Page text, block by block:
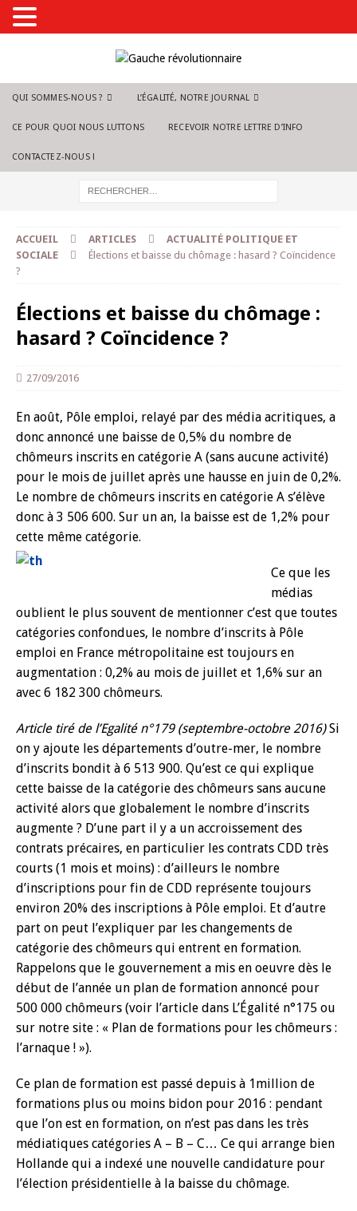
QUI SOMMES-NOUS ? L’ÉGALITÉ, NOTRE JOURNAL
CE POUR QUOI NOUS LUTTONS RECEVOIR NOTRE LETTRE D’INFO
CONTACTEZ-NOUS !
ACCUEIL ARTICLES
ACTUALITÉ POLITIQUE ET
SOCIALE
Élections et baisse du chômage : hasard ? Coïncidence
?
Élections et baisse du chômage :
hasard ? Coïncidence ?
27/09/2016
En août, Pôle emploi, relayé par des média acritiques, a
donc annoncé une baisse de 0,5% du nombre de
chômeurs inscrits en catégorie A (sans aucune activité)
pour le mois de juillet après une hausse en juin de 0,2%.
Le nombre de chômeurs inscrits en catégorie A s’élève
donc à 3 506 600. Sur un an, la baisse est de 1,2% pour
cette même catégorie.
Ce que les
médias
oublient le plus souvent de mentionner c’est que toutes
catégories confondues, le nombre d’inscrits à Pôle
emploi en France métropolitaine est toujours en
augmentation : 0,2% au mois de juillet et 1,6% sur an
avec 6 182 300 chômeurs.
Article tiré de l’Egalité n°179 (septembre-octobre 2016)Si
on y ajoute les départements d’outre-mer, le nombre
d’inscrits bondit à 6 513 900. Qu’est ce qui explique
cette baisse de la catégorie des chômeurs sans aucune
activité alors que globalement le nombre d’inscrits
augmente ? D’une part il y a un accroissement des
contrats précaires, en particulier les contrats CDD très
courts (1 mois et moins) : d’ailleurs le nombre
d’inscriptions pour fin de CDD représente toujours
environ 20% des inscriptions à Pôle emploi. Et d’autre
part on peut l’expliquer par les changements de
catégorie des chômeurs qui entrent en formation.
Rappelons que le gouvernement a mis en oeuvre dès le
début de l’année un plan de formation annoncé pour
500 000 chômeurs (voir l’article dans L’Égalité n°175 ou
sur notre site : « Plan de formations pour les chômeurs :
l’arnaque ! »).
Ce plan de formation est passé depuis à 1million de
formations plus ou moins bidon pour 2016 : pendant
que l’on est en formation, on n’est pas dans les très
médiatiques catégories A – B – C… Ce qui arrange bien
Hollande qui a indexé une nouvelle candidature pour
l’élection présidentielle à la baisse du chômage.